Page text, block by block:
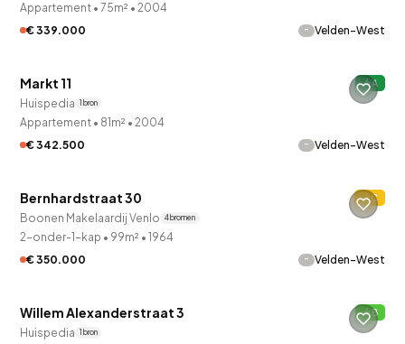
Appartement • 75m² • 2004
€ 339.000
- Velden-West
Markt 11 A
Huispedia 1 bron
Appartement • 81m² • 2004
€ 342.500
- Velden-West
QUICKLANE™
Bernhardstraat 30 C
Boonen Makelaardij Venlo 4 bronnen
2-onder-1-kap • 99m² • 1964
€ 350.000
- Velden-West
QUICKLANE™
Willem Alexanderstraat 3 B
Huispedia 1 bron